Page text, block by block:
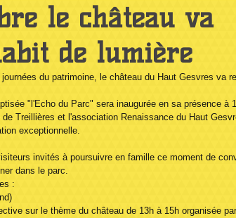
le château va
de lumière
du patrimoine, le château du Haut Gesvres va
"l'Echo du Parc" sera inaugurée en sa présence à
Treillières et l'association Renaissance du Haut
exceptionnelle.
invités à poursuivre en famille ce moment de
dans le parc.
:
sur le thème du château de 13h à 15h organisée